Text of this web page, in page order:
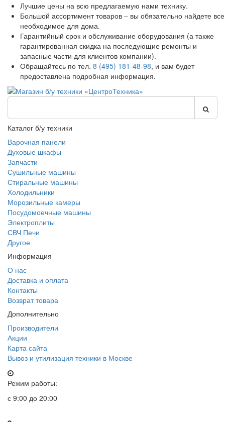
Лучшие цены на всю предлагаемую нами технику.
Большой ассортимент товаров – вы обязательно найдете все
необходимое для дома.
Гарантийный срок и обслуживание оборудования (а также
гарантированная скидка на последующие ремонты и
запасные части для клиентов компании).
Обращайтесь по тел. 8 (495) 181-48-98, и вам будет
предоставлена подробная информация.
Каталог б/у техники
Варочная панели
Духовые шкафы
Запчасти
Сушильные машины
Стиральные машины
Холодильники
Морозильные камеры
Посудомоечные машины
Электроплиты
СВЧ Печи
Другое
Информация
О нас
Доставка и оплата
Контакты
Возврат товара
Дополнительно
Производители
Акции
Карта сайта
Вывоз и утилизация техники в Москве
Режим работы:
с 9:00 до 20:00